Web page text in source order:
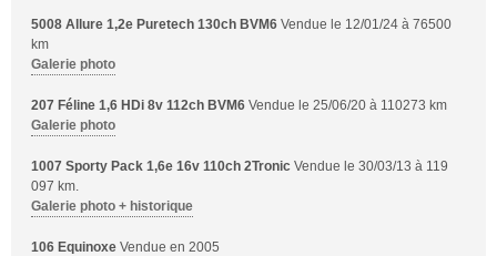
5008 Allure 1,2e Puretech 130ch BVM6 Vendue le 12/01/24 à 76500
km
Galerie photo
207 Féline 1,6 HDi 8v 112ch BVM6 Vendue le 25/06/20 à 110273 km
Galerie photo
1007 Sporty Pack 1,6e 16v 110ch 2Tronic Vendue le 30/03/13 à 119
097 km.
Galerie photo + historique
106 Equinoxe Vendue en 2005